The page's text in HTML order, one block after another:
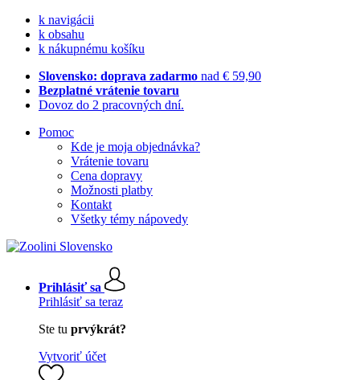
k navigácii
k obsahu
k nákupnému košíku
Slovensko: doprava zadarmo nad € 59,90
Bezplatné vrátenie tovaru
Dovoz do 2 pracovných dní.
Pomoc
Kde je moja objednávka?
Vrátenie tovaru
Cena dopravy
Možnosti platby
Kontakt
Všetky témy nápovedy
Prihlásiť sa
Prihlásiť sa teraz
Ste tu prvýkrát?
Vytvoriť účet